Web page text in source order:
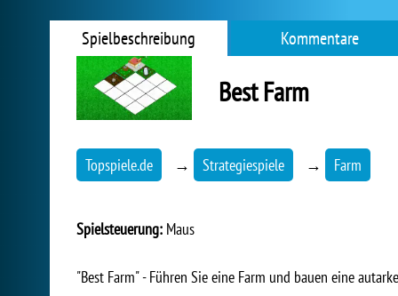
Spielbeschreibung Kommentare
Best Farm
Topspiele.de → Strategiespiele → Farm
Spielsteuerung: Maus
"Best Farm" - Führen Sie eine Farm und bauen eine